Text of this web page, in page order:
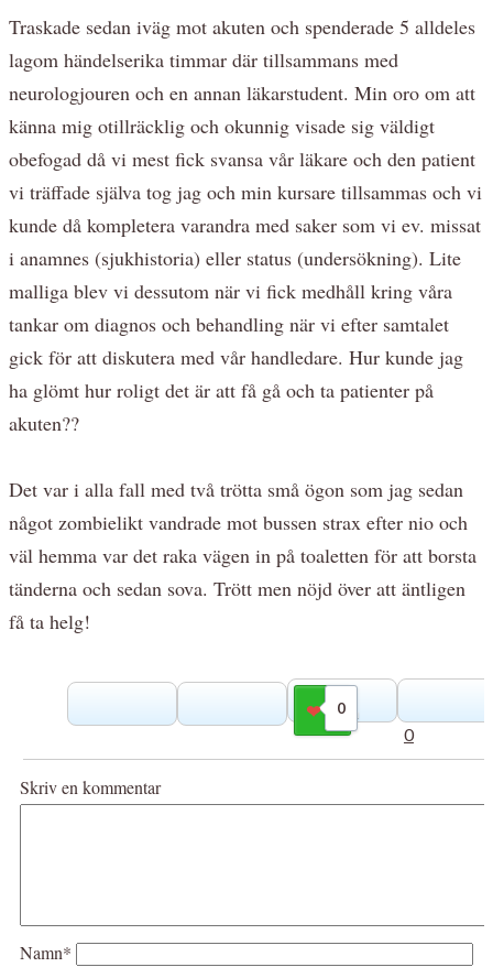
Traskade sedan iväg mot akuten och spenderade 5 alldeles
lagom händelserika timmar där tillsammans med
neurologjouren och en annan läkarstudent. Min oro om att
känna mig otillräcklig och okunnig visade sig väldigt
obefogad då vi mest fick svansa vår läkare och den patient
vi träffade själva tog jag och min kursare tillsammas och vi
kunde då kompletera varandra med saker som vi ev. missat
i anamnes (sjukhistoria) eller status (undersökning). Lite
malliga blev vi dessutom när vi fick medhåll kring våra
tankar om diagnos och behandling när vi efter samtalet
gick för att diskutera med vår handledare. Hur kunde jag
ha glömt hur roligt det är att få gå och ta patienter på
akuten??
Det var i alla fall med två trötta små ögon som jag sedan
något zombielikt vandrade mot bussen strax efter nio och
väl hemma var det raka vägen in på toaletten för att borsta
tänderna och sedan sova. Trött men nöjd över att äntligen
få ta helg!
0
Gilla
0
Skriv en kommentar
Namn*